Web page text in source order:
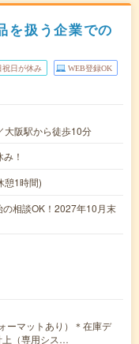
を扱う企業での
祝日が休み WEB登録OK
大阪駅から徒歩10分
！
1時間)
相談OK！2027年10月末
ーマットあり）＊在庫デ
上（専用シス…